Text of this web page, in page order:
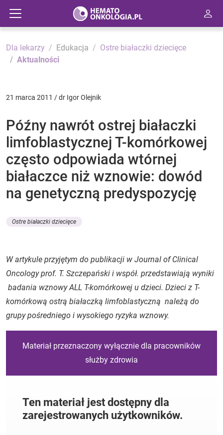
Dla lekarzy Edukacja
Ostre białaczki dziecięce
Aktualności
21 marca 2011 / dr Igor Olejnik
Późny nawrót ostrej białaczki
limfoblastycznej T-komórkowej
często odpowiada wtórnej
białaczce niż wznowie: dowód
na genetyczną predyspozycję
Ostre białaczki dziecięce
W artykule przyjętym do publikacji w Journal of Clinical
Oncology prof. T. Szczepański i współ. przedstawiają wyniki
badania wznowy ALL T-komórkowej u dzieci. Dzieci z T-
komórkową ostrą białaczką limfoblastyczną należą do
grupy pośredniego i wysokiego ryzyka wznowy.
Materiał przeznaczony wyłącznie dla pracowników
służby zdrowia
Ten materiał jest dostępny dla
zarejestrowanych użytkowników.